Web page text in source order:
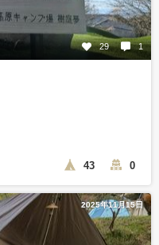
29 1
43 0
2025年11月15日